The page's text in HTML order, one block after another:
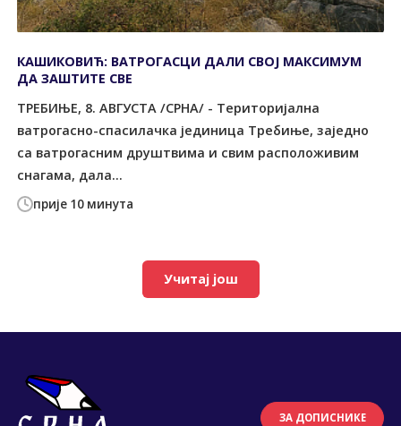
прије 10 минута
КАШИКОВИЋ: ВАТРОГАСЦИ ДАЛИ СВОЈ МАКСИМУМ
ДА ЗАШТИТЕ СВЕ
ТРЕБИЊЕ, 8. АВГУСТА /СРНА/ - Tериторијална
ватрогасно-спасилачка јединица Tребиње, заједно
са ватрогасним друштвима и свим расположивим
снагама, дала...
Учитај још
ЗА ДОПИСНИКЕ